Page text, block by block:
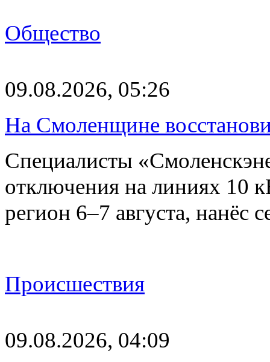
Общество
09.08.2026, 05:26
На Смоленщине
Специалисты
отключения на линиях 10
регион 6–7 августа,
Происшествия
09.08.2026, 04:09